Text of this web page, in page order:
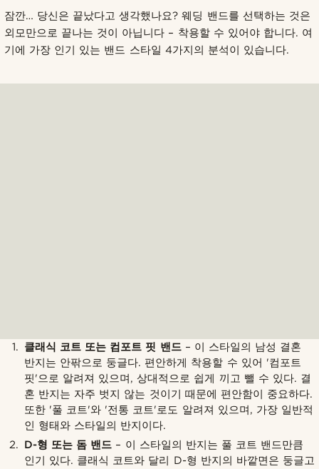
잠깐… 당신은 끝났다고 생각했나요? 웨딩 밴드를 선택하는 것은
외모만으로 끝나는 것이 아닙니다 – 착용할 수 있어야 합니다. 여
기에 가장 인기 있는 밴드 스타일 4가지의 분석이 있습니다.
클래식 코트 또는 컴포트 핏 밴드– 이 스타일의 남성 결혼
반지는 안팎으로 둥글다. 편안하게 착용할 수 있어 '컴포트
핏'으로 알려져 있으며, 상대적으로 쉽게 끼고 뺄 수 있다. 결
혼 반지는 자주 벗지 않는 것이기 때문에 편안함이 중요하다.
또한 '풀 코트'와 '전통 코트'로도 알려져 있으며, 가장 일반적
인 형태와 스타일의 반지이다.
D-형 또는 돔 밴드 – 이 스타일의 반지는 풀 코트 밴드만큼
인기 있다. 클래식 코트와 달리 D-형 반지의 바깥면은 둥글고